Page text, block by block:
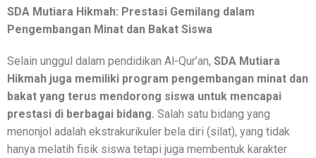
SDA Mutiara Hikmah: Prestasi Gemilang dalam
Pengembangan Minat dan Bakat Siswa
Selain unggul dalam pendidikan Al-Qur’an, SDA Mutiara
Hikmah juga memiliki program pengembangan minat dan
bakat yang terus mendorong siswa untuk mencapai
prestasi di berbagai bidang. Salah satu bidang yang
menonjol adalah ekstrakurikuler bela diri (silat), yang tidak
hanya melatih fisik siswa tetapi juga membentuk karakter